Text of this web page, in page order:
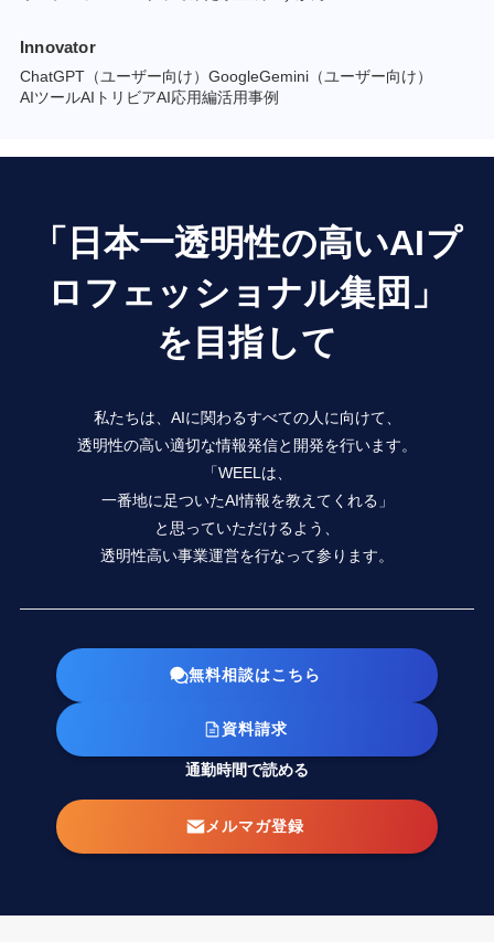
Innovator
ChatGPT（ユーザー向け） GoogleGemini（ユーザー向け）
AIツールAIトリビアAI応用編活用事例
「日本一透明性の高いAIプ
ロフェッショナル集団」
を目指して
私たちは、AIに関わるすべての人に向けて、
透明性の高い適切な情報発信と開発を行います。
「WEELは、
一番地に足ついたAI情報を教えてくれる」
と思っていただけるよう、
透明性高い事業運営を行なって参ります。
無料相談はこちら
資料請求
通勤時間で読める
メルマガ登録